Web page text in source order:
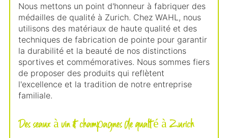
Nous mettons un point d'honneur à fabriquer des
médailles de qualité à Zurich. Chez WAHL, nous
utilisons des matériaux de haute qualité et des
techniques de fabrication de pointe pour garantir
la durabilité et la beauté de nos distinctions
sportives et commémoratives. Nous sommes fiers
de proposer des produits qui reflètent
l'excellence et la tradition de notre entreprise
familiale.
Des seaux à vin et champagnes de qualité à Zurich